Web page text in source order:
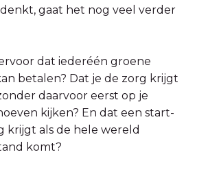
gaat het nog veel verder
dat iederéén groene
betalen? Dat je de zorg krijgt
daarvoor eerst op je
kijken? En dat een start-
krijgt als de hele wereld
komt?